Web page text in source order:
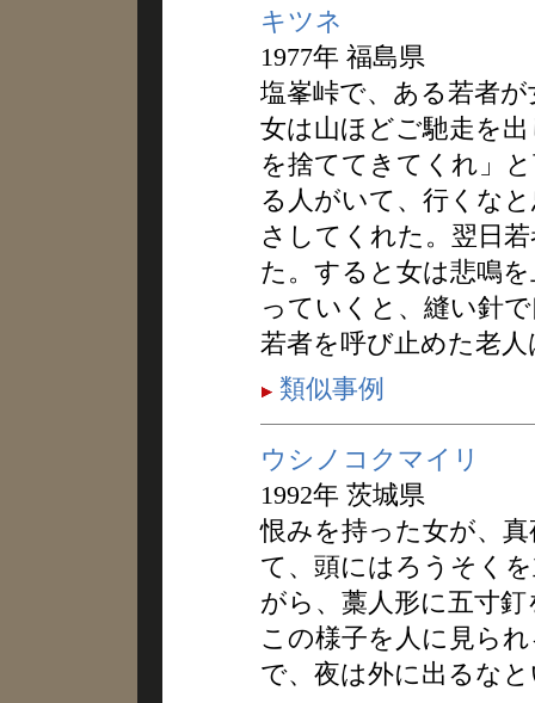
キツネ
1977年 福島県
塩峯峠で、ある若者
女は山ほどご馳走を
を捨ててきてくれ」
る人がいて、行くな
さしてくれた。翌日
た。すると女は悲鳴
っていくと、縫い針
若者を呼び止めた老
類似事例
ウシノコクマイリ
1992年 茨城県
恨みを持った女が、
て、頭にはろうそく
がら、藁人形に五寸
この様子を人に見ら
で、夜は外に出るな